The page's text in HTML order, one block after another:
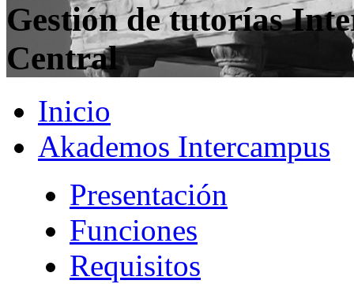
Gestión de tutorías
Central
Inicio
Akademos Intercampus
Presentación
Funciones
Requisitos